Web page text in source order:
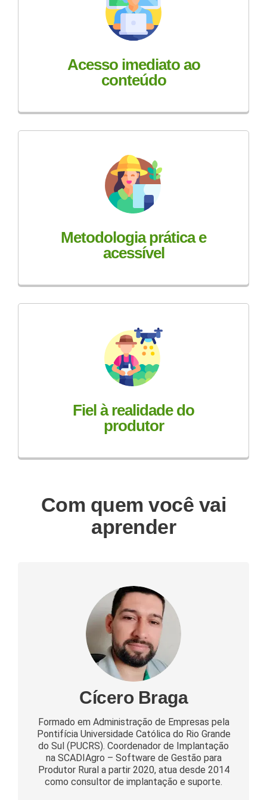
Acesso imediato ao
conteúdo
Metodologia prática e
acessível
Fiel à realidade do
produtor
Com quem você vai
aprender
Cícero Braga
Formado em Administração de Empresas pela
Pontifícia Universidade Católica do Rio Grande
do Sul (PUCRS). Coordenador de Implantação
na SCADIAgro – Software de Gestão para
Produtor Rural a partir 2020, atua desde 2014
como consultor de implantação e suporte.